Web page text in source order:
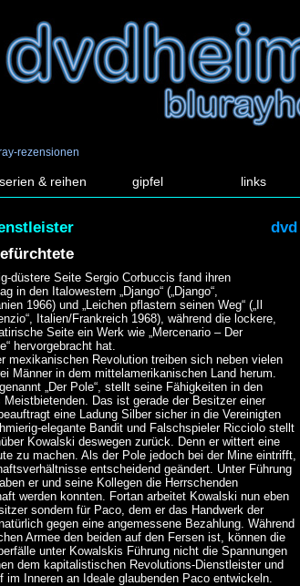
rezensionen
serien & reihen gipfel links
dvd
düstere Seite Sergio Corbuccis fand ihren
in den Italowestern „Django“ („Django“,
1966) und „Leichen pflastern seinen Weg“ („Il
Italien/Frankreich 1968), während die lockere,
Seite ein Werk wie „Mercenario – Der
hervorgebracht hat.
mexikanischen Revolution treiben sich neben vielen
Männer in dem mittelamerikanischen Land herum.
„Der Pole“, stellt seine Fähigkeiten in den
Meistbietenden. Das ist gerade der Besitzer einer
eine Ladung Silber sicher in die Vereinigten
elegante Bandit und Falschspieler Ricciolo stellt
Kowalski deswegen zurück. Denn er wittert eine
zu machen. Als der Pole jedoch bei der Mine eintrifft,
entscheidend geändert. Unter Führung
er und seine Kollegen die Herrschenden
werden konnten. Fortan arbeitet Kowalski nun eben
sondern für Paco, dem er das Handwerk der
gegen eine angemessene Bezahlung. Während
Armee den beiden auf den Fersen ist, können die
unter Kowalskis Führung nicht die Spannungen
dem kapitalistischen Revolutions-Dienstleister und
im Inneren an Ideale glaubenden Paco entwickeln.